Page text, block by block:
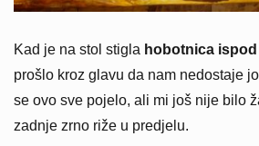
Kad je na stol stigla hobotnica
prošlo kroz glavu da nam nedostaje
se ovo sve pojelo, ali mi još nije bilo
zadnje zrno riže u predjelu.